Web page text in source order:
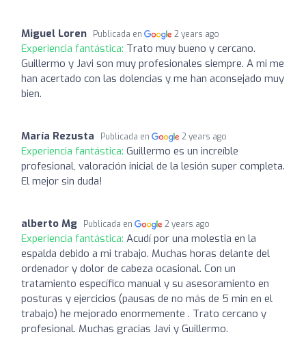
Miguel Loren Publicada en 2 years ago
Experiencia fantástica: Trato muy bueno y cercano.
Guillermo y Javi son muy profesionales siempre. A mi me
han acertado con las dolencias y me han aconsejado muy
bien.
María Rezusta Publicada en 2 years ago
Experiencia fantástica: Guillermo es un increíble
profesional, valoración inicial de la lesión super completa.
El mejor sin duda!
alberto Mg Publicada en 2 years ago
Experiencia fantástica: Acudí por una molestia en la
espalda debido a mi trabajo. Muchas horas delante del
ordenador y dolor de cabeza ocasional. Con un
tratamiento específico manual y su asesoramiento en
posturas y ejercicios (pausas de no más de 5 min en el
trabajo) he mejorado enormemente . Trato cercano y
profesional. Muchas gracias Javi y Guillermo.